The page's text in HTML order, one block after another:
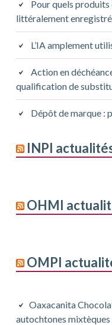
Pour quels
littéralement
L’IA amplement
Action en
qualification de
Dépôt de marque :
INPI
OHMI
OMPI
Oaxacanita
autochtones mixtèques